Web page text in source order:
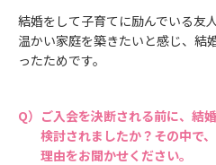
結婚をして子育てに励んでいる友
温かい家庭を築きたいと感じ、結
ったためです。
ご入会を決断される前に、結
検討されましたか？その中で
理由をお聞かせください。